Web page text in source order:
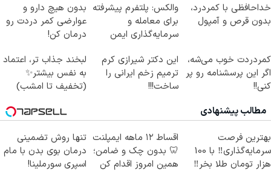
خداحافظی با کمردرد،
بدون قرص و آمپول
والکس: پلتفرم پیشرفته
برای معامله و
سرمایه‌گذاری ایمن
بدون هیچ دارو و
عوارضی کمر دردت رو
درمان کن!
کمردردت خوب می‌شه،
اگر این پرسشنامه رو پر
کنی!!
این دکتر شیرازی کرم
ترمیم زخم ایرانی را
ساخت!!!
لبخند جذاب تر، اعتماد
به نفس بیشتر✨
(تخفیف تا امشب)
مطالب پیشنهادی
بهترین فرصت
سرمایه‌گذاری‼️ با 100
هزار تومان طلا بخر‼️
اقساط ۱۲ ماهه ایمپلنت
🦷 بدون چک و ضامن؛
همین امروز اقدام کن
تنها روش تضمینی
درمان بوی بدن با مام
اسپری سورملینا!